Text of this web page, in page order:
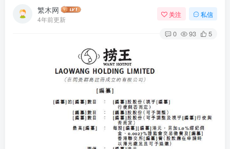
繁木网
4年前更新
关注 私信
0 93 5